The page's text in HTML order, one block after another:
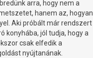
arra, hogy nem a
hanem az, hogyan
Aki próbált már rendszert
konyhába, jól tudja, hogy a
csak elfedik a
nyújtanának.